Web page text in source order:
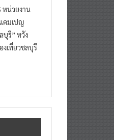
คมเปญ
รี” หวัง
เที่ยวชลบุรี